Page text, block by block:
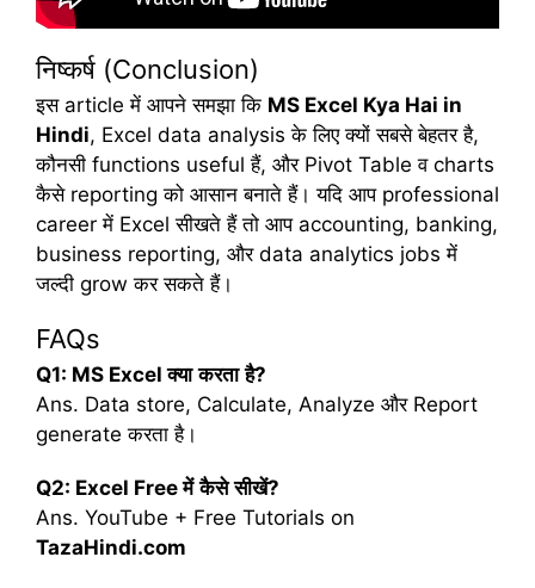
निष्कर्ष (Conclusion)
इस article में आपने समझा कि MS Excel Kya Hai in
Hindi, Excel data analysis के लिए क्यों सबसे बेहतर है,
कौनसी functions useful हैं, और Pivot Table व charts
कैसे reporting को आसान बनाते हैं। यदि आप professional
career में Excel सीखते हैं तो आप accounting, banking,
business reporting, और data analytics jobs में
जल्दी grow कर सकते हैं।
FAQs
Q1: MS Excelक्या करता है?
Ans. Data store, Calculate, Analyze और Report
generate करता है।
Q2: Excel Freeमें कैसे सीखें?
Ans. YouTube + Free Tutorials on
TazaHindi.com